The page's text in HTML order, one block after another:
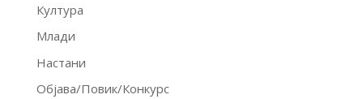
Култура
Млади
Настани
Објава/Повик/Конкурс